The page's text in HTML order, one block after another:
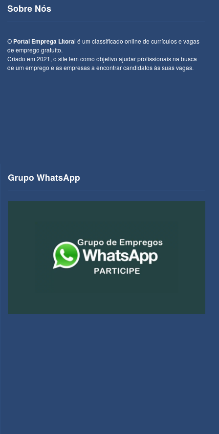
Sobre Nós
O Portal Emprega Litoral é um classificado online de currículos e vagas
de emprego gratuito.
Criado em 2021, o site tem como objetivo ajudar profissionais na busca
de um emprego e as empresas a encontrar candidatos às suas vagas.
Grupo WhatsApp